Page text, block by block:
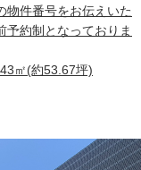
物件番号をお伝えいた
予約制となっておりま
㎡(約53.67坪)